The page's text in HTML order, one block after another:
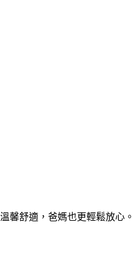
馨舒適，爸媽也更輕鬆放心。